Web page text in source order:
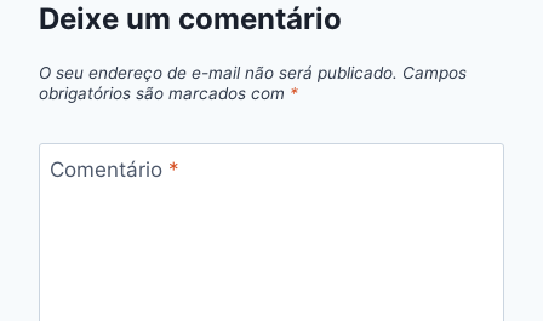
Deixe um comentário
O seu endereço de e-mail não será publicado. Campos
obrigatórios são marcados com *
Comentário *